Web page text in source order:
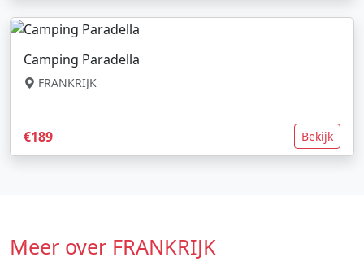
Camping Paradella
FRANKRIJK
€189 Bekijk
Meer over FRANKRIJK